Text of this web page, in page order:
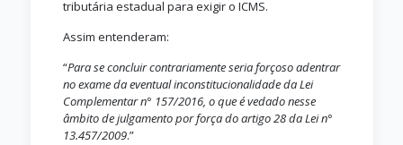
tributária estadual para exigir o ICMS.
Assim entenderam:
“Para se concluir contrariamente seria forçoso adentrar
no exame da eventual inconstitucionalidade da Lei
Complementar n° 157/2016, o que é vedado nesse
âmbito de julgamento por força do artigo 28 da Lei n°
13.457/2009.”